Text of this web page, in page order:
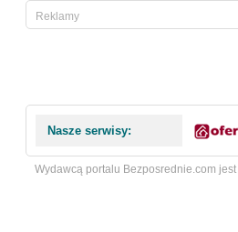
Reklamy
Nasze serwisy:
Wydawcą portalu Bezposrednie.com jest